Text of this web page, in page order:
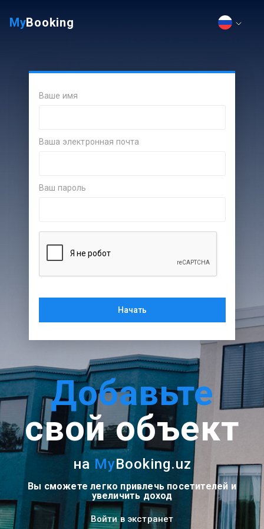
MyBooking
Добавьте
свой объект
на MyBooking.uz
Вы сможете легко привлечь посетителей и
увеличить доход
Ваше имя
Ваша электронная почта
Ваш пароль
Начать
Войти в экстранет